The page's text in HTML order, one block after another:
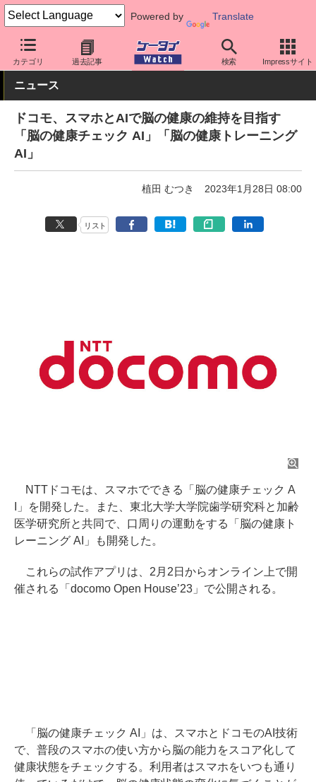
Powered by Translate
カテゴリ 過去記事 検索 Impressサイト
ケータイ Watch キャリア ドコモ アプリ・サービス
ニュース
ドコモ、スマホとAIで脳の健康の維持を目指す
「脳の健康チェック AI」「脳の健康トレーニング
AI」
植田 むつき 2023年1月28日 08:00
リスト
NTTドコモは、スマホでできる「脳の健康チェック A
I」を開発した。また、東北大学大学院歯学研究科と加齢
医学研究所と共同で、口周りの運動をする「脳の健康ト
レーニング AI」も開発した。
これらの試作アプリは、2月2日からオンライン上で開
催される「docomo Open House’23」で公開される。
「脳の健康チェック AI」は、スマホとドコモのAI技術
で、普段のスマホの使い方から脳の能力をスコア化して
健康状態をチェックする。利用者はスマホをいつも通り